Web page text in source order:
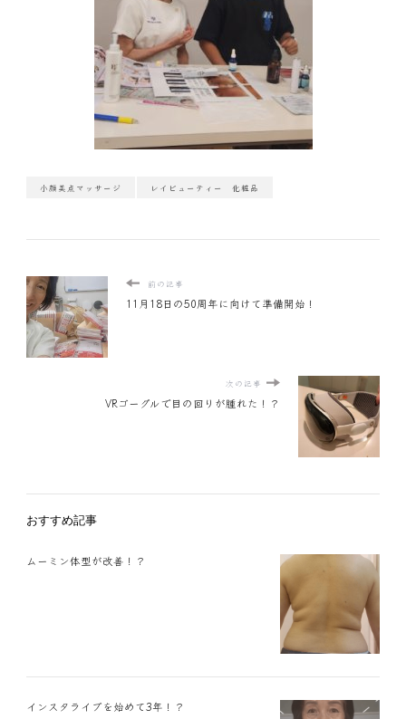
小顔美点マッサージ レイビューティー 化粧品
前の記事
11月18日の50周年に向けて準備開始！
次の記事
VRゴーグルで目の回りが腫れた！？
おすすめ記事
ムーミン体型が改善！？
インスタライブを始めて3年！？